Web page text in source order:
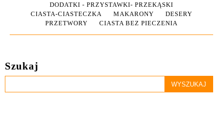
DODATKI - PRZYSTAWKI- PRZEKĄSKI
CIASTA-CIASTECZKA
MAKARONY
DESERY
PRZETWORY
CIASTA BEZ PIECZENIA
Szukaj